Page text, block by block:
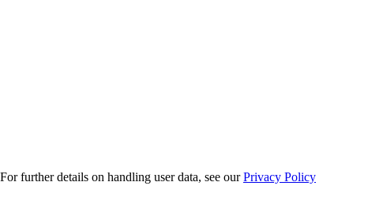
further details on handling user data, see ourPrivacy Policy